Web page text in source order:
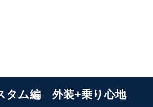
タム編 外装+乗り心地